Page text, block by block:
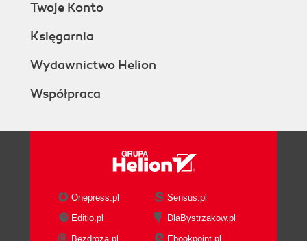
Twoje Konto
Księgarnia
Wydawnictwo Helion
Współpraca
Onepress.pl
Sensus.pl
Editio.pl
DlaBystrzakow.pl
Bezdroza.pl
Ebookpoint.pl